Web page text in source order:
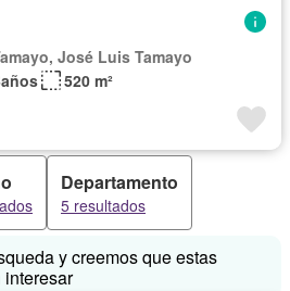
José Luis Tamayo
520 m²
Departamento
5 resultados
y creemos que estas